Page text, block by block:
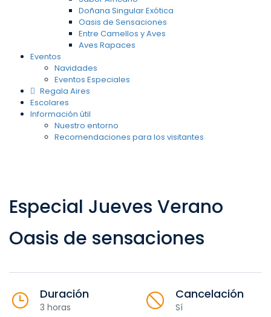
Doñana Singular Exótica
Oasis de Sensaciones
Entre Camellos y Aves
Aves Rapaces
Eventos
Navidades
Eventos Especiales
Regala Aires
Escolares
Información útil
Nuestro entorno
Recomendaciones para los visitantes
Especial Jueves Verano
Oasis de sensaciones
Duración
3 horas
Cancelación
Sí